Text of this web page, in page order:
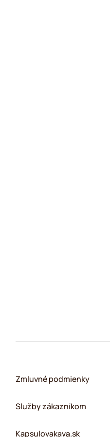
Zmluvné podmienky
Služby zákazníkom
Kapsulovakava.sk